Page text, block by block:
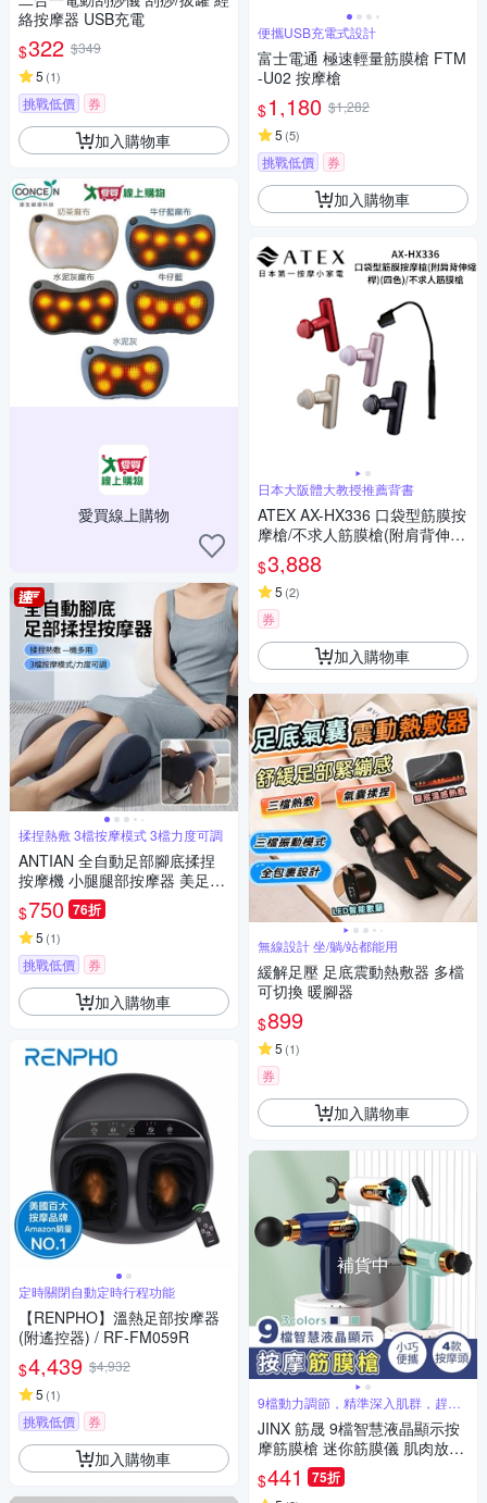
絡按摩器 USB充電
$322 $349
5 (1)
挑戰低價 券
加入購物車
愛買線上購物
揉捏熱敷 3檔按摩模式 3檔力度可調
ANTIAN 全自動足部腳底揉捏
按摩機 小腿腿部按摩器 美足美
腿足療機 腳底放鬆神器
$750 76折
5 (1)
挑戰低價 券
加入購物車
定時關閉自動定時行程功能
【RENPHO】溫熱足部按摩器
(附遙控器) / RF-FM059R
$4,439 $4,932
5 (1)
挑戰低價 券
加入購物車
便攜USB充電式設計
富士電通 極速輕量筋膜槍 FTM
-U02 按摩槍
$1,180 $1,282
5 (5)
挑戰低價 券
加入購物車
日本大阪體大教授推薦背書
ATEX AX-HX336 口袋型筋膜按
摩槍/不求人筋膜槍(附肩背伸縮
桿) -四色
$3,888
5 (2)
券
加入購物車
無線設計 坐/躺/站都能用
緩解足壓 足底震動熱敷器 多檔
可切換 暖腳器
$899
5 (1)
券
加入購物車
補貨中
9檔動力調節，精準深入肌群，趕走
身體疲勞
JINX 筋晟 9檔智慧液晶顯示按
摩筋膜槍 迷你筋膜儀 肌肉放鬆
按摩器 舒緩按摩儀 運動放鬆
$441 75折